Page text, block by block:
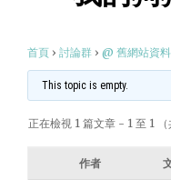
首頁 › 討論群 › @ 舊網站資料
This topic is empty.
正在檢視 1 篇文章 - 1 至 1 （
作者